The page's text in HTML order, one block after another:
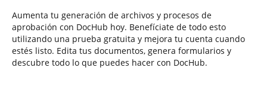
Aumenta tu generación de archivos y procesos de
aprobación con DocHub hoy. Benefíciate de todo esto
utilizando una prueba gratuita y mejora tu cuenta cuando
estés listo. Edita tus documentos, genera formularios y
descubre todo lo que puedes hacer con DocHub.